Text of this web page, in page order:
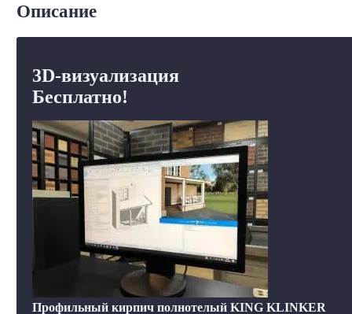
Описание
3D-визуализация
Бесплатно!
Профильный кирпич полнотелый KING KLINKER